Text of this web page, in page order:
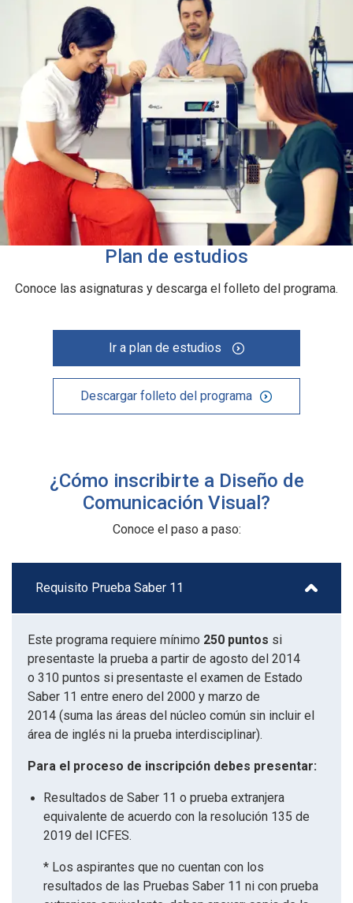
Plan de estudios
Conoce las asignaturas y descarga el folleto del programa.
Ir a plan de estudios
Descargar folleto del programa
¿Cómo inscribirte a Diseño de
Comunicación Visual?
Conoce el paso a paso:
Requisito Prueba Saber 11
Este programa requiere mínimo 250 puntos si
presentaste la prueba a partir de agosto del 2014
o 310 puntos si presentaste el examen de Estado
Saber 11 entre enero del 2000 y marzo de
2014 (suma las áreas del núcleo común sin incluir el
área de inglés ni la prueba interdisciplinar).
Para el proceso de inscripción debes presentar:
Resultados de Saber 11 o prueba extranjera
equivalente de acuerdo con la resolución 135 de
2019 del ICFES.
* Los aspirantes que no cuentan con los
resultados de las Pruebas Saber 11 ni con prueba